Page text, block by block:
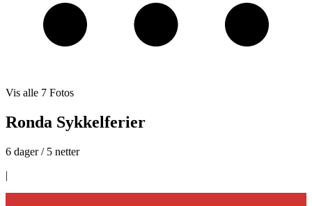
Vis alle 7 Fotos
Ronda Sykkelferier
6 dager / 5 netter
|